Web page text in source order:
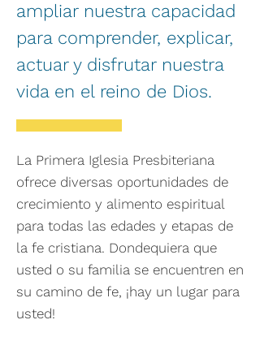
ampliar nuestra capacidad
para comprender, explicar,
actuar y disfrutar nuestra
vida en el reino de Dios.
La Primera Iglesia Presbiteriana
ofrece diversas oportunidades de
crecimiento y alimento espiritual
para todas las edades y etapas de
la fe cristiana. Dondequiera que
usted o su familia se encuentren en
su camino de fe, ¡hay un lugar para
usted!